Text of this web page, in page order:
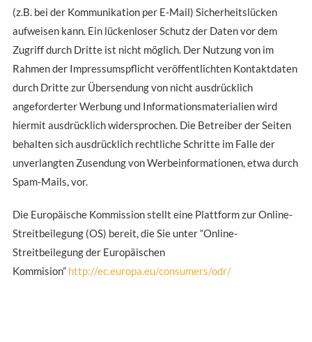
(z.B. bei der Kommunikation per E-Mail) Sicherheitslücken
aufweisen kann. Ein lückenloser Schutz der Daten vor dem
Zugriff durch Dritte ist nicht möglich. Der Nutzung von im
Rahmen der Impressumspflicht veröffentlichten Kontaktdaten
durch Dritte zur Übersendung von nicht ausdrücklich
angeforderter Werbung und Informationsmaterialien wird
hiermit ausdrücklich widersprochen. Die Betreiber der Seiten
behalten sich ausdrücklich rechtliche Schritte im Falle der
unverlangten Zusendung von Werbeinformationen, etwa durch
Spam-Mails, vor.
Die Europäische Kommission stellt eine Plattform zur Online-
Streitbeilegung (OS) bereit, die Sie unter “Online-
Streitbeilegung der Europäischen
Kommision” http://ec.europa.eu/consumers/odr/